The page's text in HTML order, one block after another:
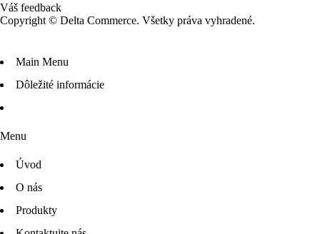
Váš feedback
Copyright © Delta Commerce. Všetky práva vyhradené.
Main Menu
Dôležité informácie
Menu
Úvod
O nás
Produkty